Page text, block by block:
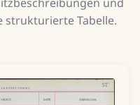
strukturierte Tabelle.